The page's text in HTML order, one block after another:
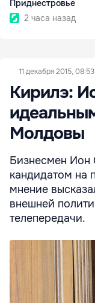
Приднестровье
2 часа назад
11 декабря 2015, 08:53
Кирилэ:
Молдовы
Бизнесмен Ион
кандидатом на
мнение
внешней
телепередачи.